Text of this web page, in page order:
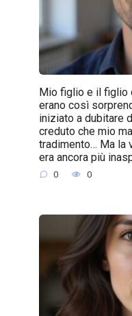
Mio figlio e il figlio
erano così
iniziato a dubitare
creduto che mio
tradimento… Ma la
era ancora più
0 0